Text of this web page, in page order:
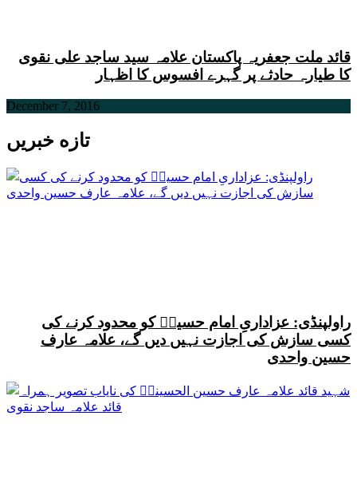
قائد ملت جعفریہ پاکستان علامہ سید ساجد علی نقوی
کا طیارہ حادثے پر گہرے افسوس کا اظہار
December 7, 2016
تازه خبریں
راولپنڈی: عزاداریِ امام حسینؑ کو محدود کرنے کی
کسی سازش کی اجازت نہیں دیں گے، علامہ عارف
حسین واحدی